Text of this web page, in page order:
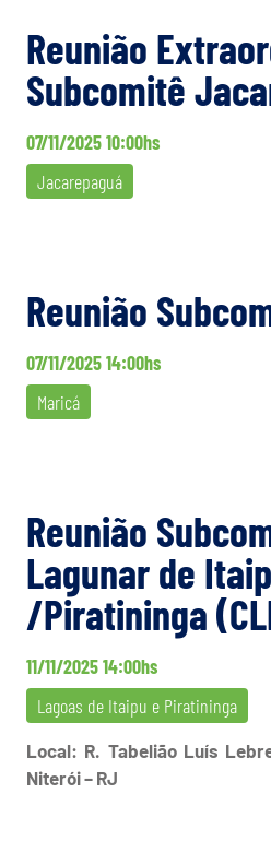
Reunião
Subcomitê
07/11/2025 10:00hs
Jacarepaguá
Reunião
07/11/2025 14:00hs
Maricá
Reunião
Lagunar de
/Piratininga
11/11/2025 14:00hs
Lagoas de Itaipu e Piratininga
Local: R. Tabelião Luís
Niterói – RJ